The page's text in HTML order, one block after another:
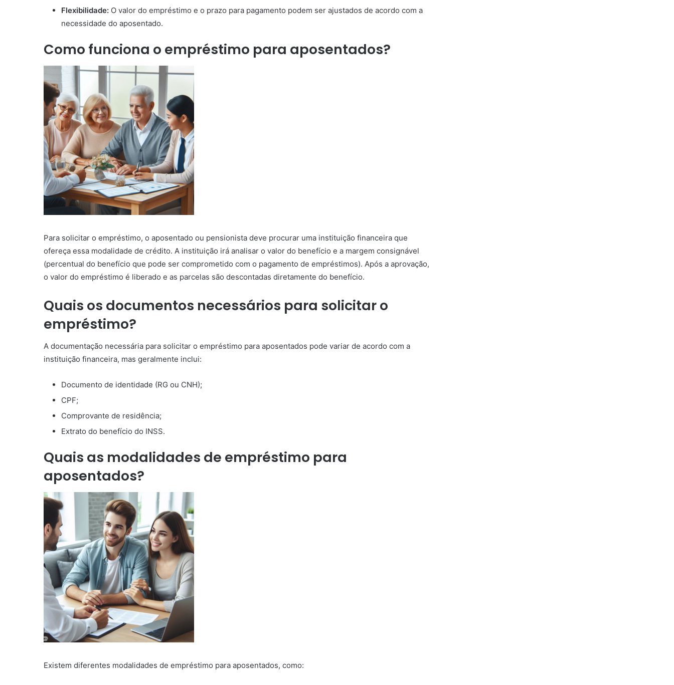
Flexibilidade: O valor do empréstimo e o prazo para pagamento podem ser ajustados de acordo com a
necessidade do aposentado.
Como funciona o empréstimo para aposentados?
Para solicitar o empréstimo, o aposentado ou pensionista deve procurar uma instituição financeira que
ofereça essa modalidade de crédito. A instituição irá analisar o valor do benefício e a margem consignável
(percentual do benefício que pode ser comprometido com o pagamento de empréstimos). Após a aprovação,
o valor do empréstimo é liberado e as parcelas são descontadas diretamente do benefício.
Quais os documentos necessários para solicitar o
empréstimo?
A documentação necessária para solicitar o empréstimo para aposentados pode variar de acordo com a
instituição financeira, mas geralmente inclui:
Documento de identidade (RG ou CNH);
CPF;
Comprovante de residência;
Extrato do benefício do INSS.
Quais as modalidades de empréstimo para
aposentados?
Existem diferentes modalidades de empréstimo para aposentados, como: